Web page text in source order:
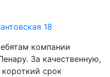
компании
За качественную,
срок